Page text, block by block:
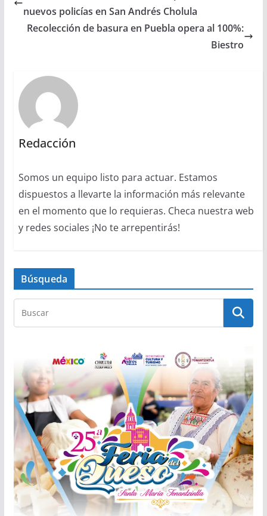
nuevos policías en San Andrés Cholula
Recolección de basura en Puebla opera al 100%:
Biestro
Redacción
Somos un equipo listo para actuar. Estamos
dispuestos a llevarte la información más relevante
en el momento que lo requieras. Checa nuestra web
y redes sociales ¡No te arrepentirás!
Búsqueda